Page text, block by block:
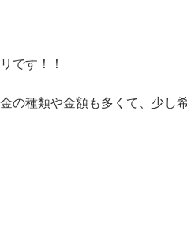
です！！
の種類や金額も多くて、少し